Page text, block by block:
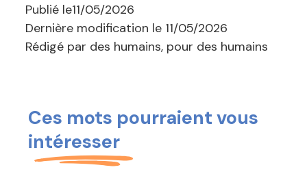
Publié le11/05/2026
Dernière modification le 11/05/2026
Rédigé par des humains, pour des humains
Ces mots pourraient vous
intéresser